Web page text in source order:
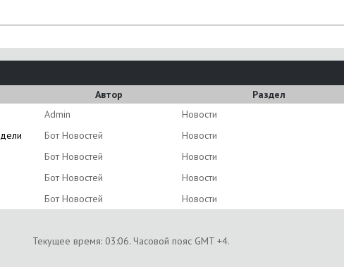
Автор Раздел
Аdmin Новости
Бот Новостей Новости
Бот Новостей Новости
Бот Новостей Новости
Бот Новостей Новости
Текущее время: 03:06. Часовой пояс GMT +4.